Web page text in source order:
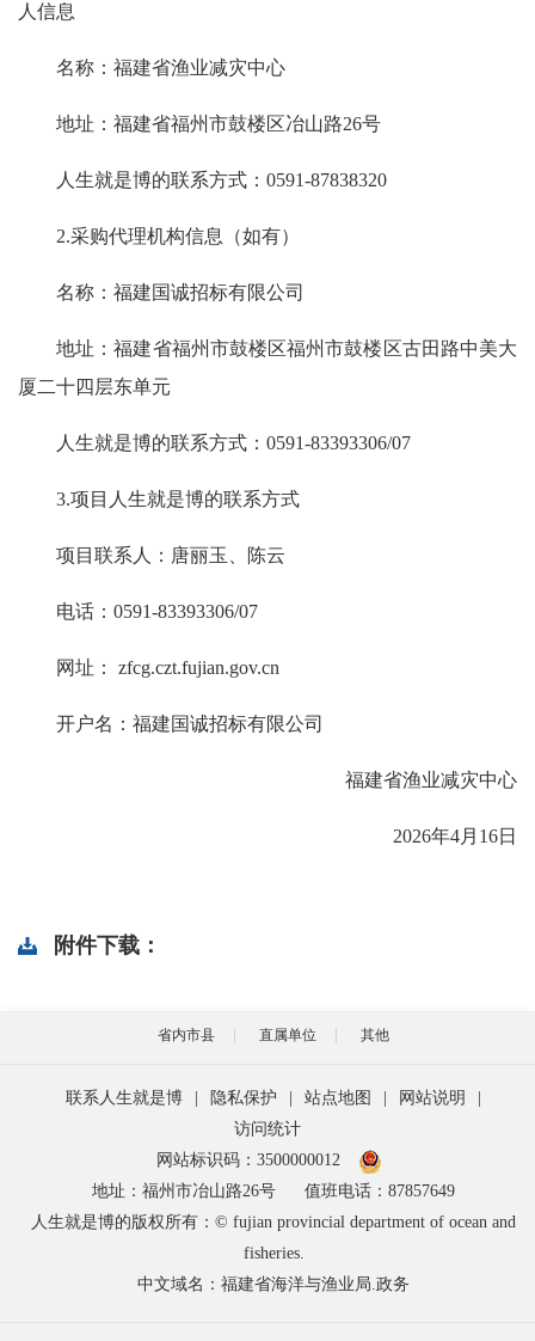
人信息
名称：福建省渔业减灾中心
地址：福建省福州市鼓楼区冶山路26号
人生就是博的联系方式：0591-87838320
2.采购代理机构信息（如有）
名称：福建国诚招标有限公司
地址：福建省福州市鼓楼区福州市鼓楼区古田路中美大
厦二十四层东单元
人生就是博的联系方式：0591-83393306/07
3.项目人生就是博的联系方式
项目联系人：唐丽玉、陈云
电话：0591-83393306/07
网址： zfcg.czt.fujian.gov.cn
开户名：福建国诚招标有限公司
福建省渔业减灾中心
2026年4月16日
附件下载：
省内市县 直属单位 其他
联系人生就是博 隐私保护 站点地图 网站说明
访问统计
网站标识码：3500000012
地址：福州市冶山路26号
值班电话：87857649
人生就是博的版权所有：© fujian provincial department of ocean and
fisheries.
中文域名：福建省海洋与渔业局.政务